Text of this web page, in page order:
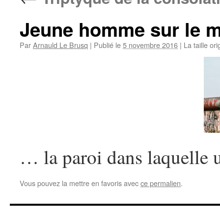
Jeune homme sur le
ParArnauld Le Brusq | Publié le5 novembre 2016 | La taille
… la paroi dans laquelle
Vous pouvez la mettre en favoris avecce permalien.